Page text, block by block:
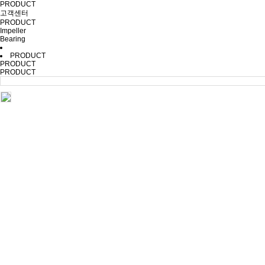
PRODUCT
고객센터
PRODUCT
Impeller
Bearing
PRODUCT
PRODUCT
PRODUCT